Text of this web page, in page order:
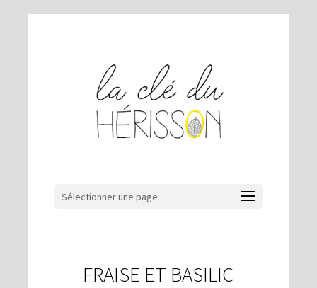
Sélectionner une page
FRAISE ET BASILIC